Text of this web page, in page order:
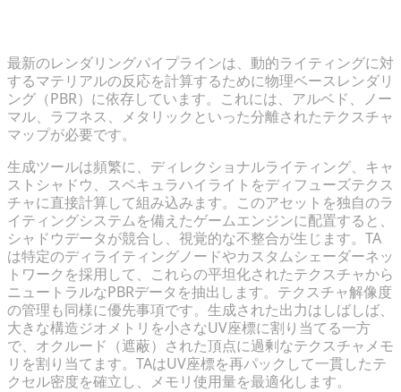
最新のレンダリングパイプラインは、動的ライティングに対
するマテリアルの反応を計算するために物理ベースレンダリ
ング（PBR）に依存しています。これには、アルベド、ノー
マル、ラフネス、メタリックといった分離されたテクスチャ
マップが必要です。
生成ツールは頻繁に、ディレクショナルライティング、キャ
ストシャドウ、スペキュラハイライトをディフューズテクス
チャに直接計算して組み込みます。このアセットを独自のラ
イティングシステムを備えたゲームエンジンに配置すると、
シャドウデータが競合し、視覚的な不整合が生じます。TA
は特定のディライティングノードやカスタムシェーダーネッ
トワークを採用して、これらの平坦化されたテクスチャから
ニュートラルなPBRデータを抽出します。テクスチャ解像度
の管理も同様に優先事項です。生成された出力はしばしば、
大きな構造ジオメトリを小さなUV座標に割り当てる一方
で、オクルード（遮蔽）された頂点に過剰なテクスチャメモ
リを割り当てます。TAはUV座標を再パックして一貫したテ
クセル密度を確立し、メモリ使用量を最適化します。